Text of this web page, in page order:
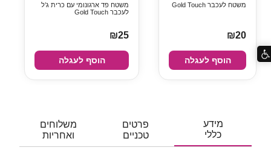
משטח לעכבר Gold Touch
₪20
הוסף לעגלה
משטח פד ארגונומי עם כרית ג’ל
לעכבר Gold Touch
₪25
הוסף לעגלה
מידע
כללי
פרטים
טכניים
משלוחים
ואחריות